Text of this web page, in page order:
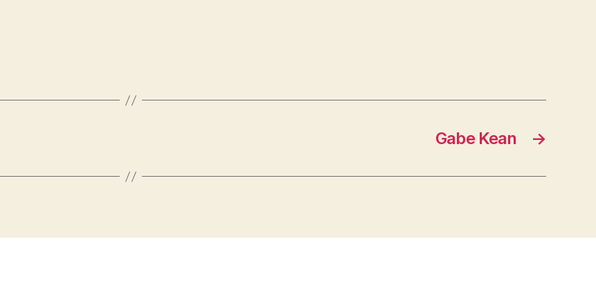
→
Gabe Kean